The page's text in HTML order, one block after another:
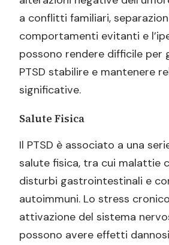
a conflitti familiari,
comportamenti evitanti e
possono rendere difficile per
PTSD stabilire e mantenere
significative.
Salute Fisica
Il PTSD è associato a una
salute fisica, tra cui malattie
disturbi gastrointestinali e
autoimmuni. Lo stress
attivazione del sistema
possono avere effetti